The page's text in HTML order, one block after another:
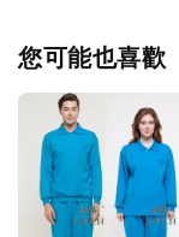
您可能也喜歡